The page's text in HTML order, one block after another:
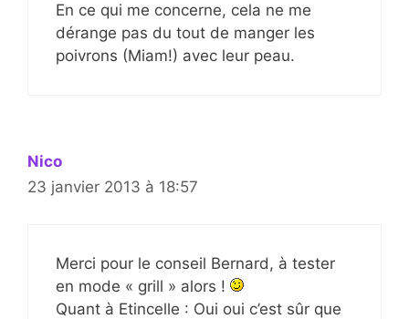
En ce qui me concerne, cela ne me
dérange pas du tout de manger les
poivrons (Miam!) avec leur peau.
Nico
23 janvier 2013 à 18:57
Merci pour le conseil Bernard, à tester
en mode « grill » alors !
Quant à Etincelle : Oui oui c’est sûr que